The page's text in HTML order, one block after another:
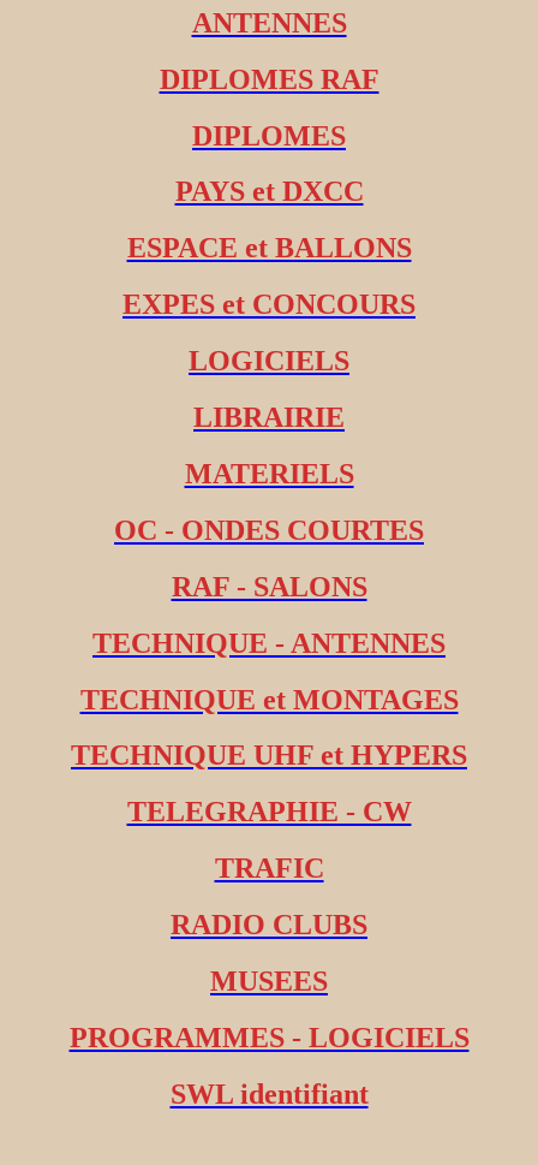
ANTENNES
DIPLOMES RAF
DIPLOMES
PAYS et DXCC
ESPACE et BALLONS
EXPES et CONCOURS
LOGICIELS
LIBRAIRIE
MATERIELS
OC - ONDES COURTES
RAF - SALONS
TECHNIQUE - ANTENNES
TECHNIQUE et MONTAGES
TECHNIQUE UHF et HYPERS
TELEGRAPHIE - CW
TRAFIC
RADIO CLUBS
MUSEES
PROGRAMMES - LOGICIELS
SWL identifiant